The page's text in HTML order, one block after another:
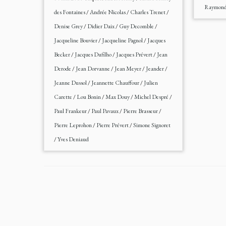
des Fontaines/Andrée Nicolas/Charles Trenet/
Denise Grey/Didier Daix/Guy Decomble/
Jacqueline Bouvier/Jacqueline Pagnol/Jacques
Becker/Jacques Dufilho/Jacques Prévert/Jean
Derode/Jean Dorvanne/Jean Meyer/Jeander/
Jeanne Dussol/Jeannette Chauffour/Julien
Carette/Lou Bonin/Max Douy/Michel Despré/
Paul Frankeur/Paul Pavaux/Pierre Brasseur/
Pierre Leprohon/Pierre Prévert/Simone Signoret
/Yves Deniaud